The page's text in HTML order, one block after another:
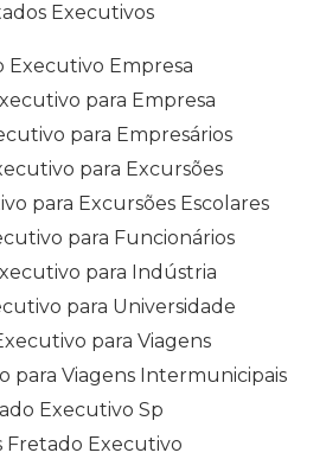
Executivos
Executivo Empresa
para Empresa
para Empresários
para Excursões
para Excursões Escolares
para Funcionários
para Indústria
para Universidade
para Viagens
para Viagens Intermunicipais
Executivo Sp
Fretado Executivo